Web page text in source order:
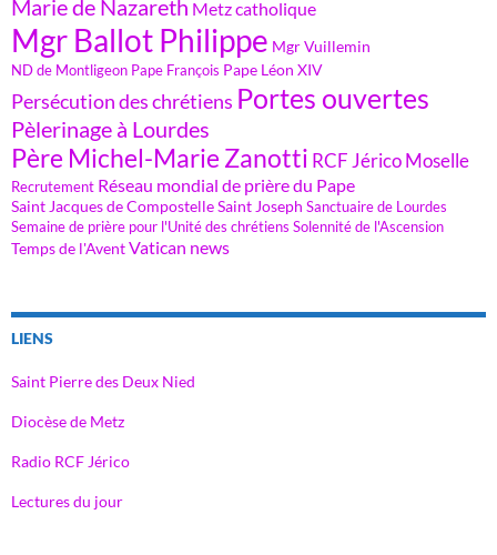
Marie de Nazareth Metz catholique
Mgr Ballot Philippe Mgr Vuillemin
ND de Montligeon Pape François Pape Léon XIV
Persécution des chrétiens Portes ouvertes
Pèlerinage à Lourdes
Père Michel-Marie Zanotti RCF Jérico Moselle
Recrutement Réseau mondial de prière du Pape
Saint Jacques de CompostelleSaint Joseph Sanctuaire de Lourdes
Semaine de prière pour l'Unité des chrétiens Solennité de l'Ascension
Temps de l'AventVatican news
LIENS
Saint Pierre des Deux Nied
Diocèse de Metz
Radio RCF Jérico
Lectures du jour